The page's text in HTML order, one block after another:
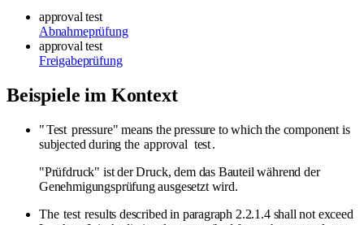
approval test
Abnahmeprüfung
approval test
Freigabeprüfung
Beispiele im Kontext
"Test pressure" means the pressure to which the component is
subjected during the approval test.
"Prüfdruck" ist der Druck, dem das Bauteil während der
Genehmigungsprüfung ausgesetzt wird.
The test results described in paragraph 2.2.1.4 shall not exceed